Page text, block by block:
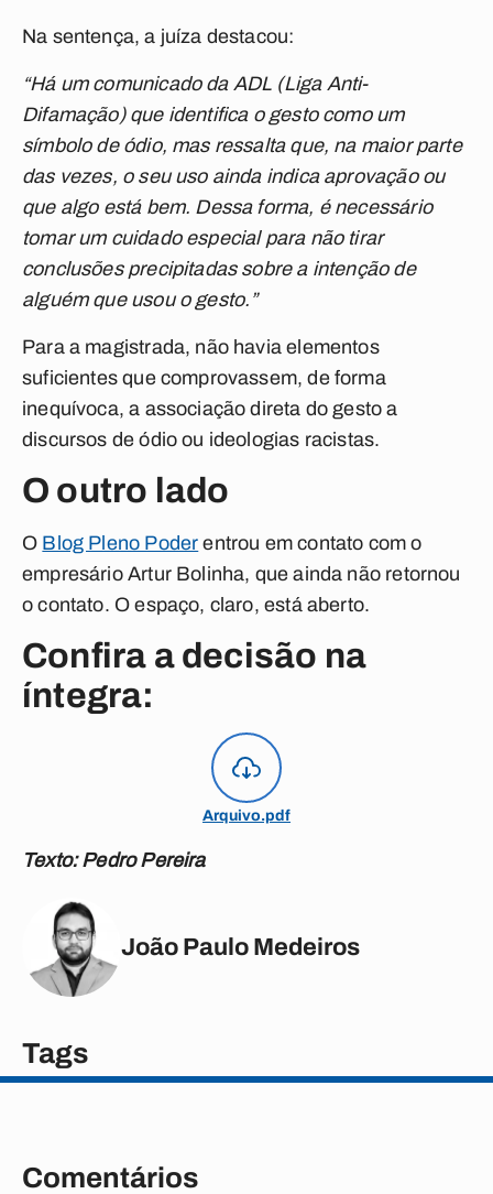
Na sentença, a juíza destacou:
“Há um comunicado da ADL (Liga Anti-
Difamação) que identifica o gesto como um
símbolo de ódio, mas ressalta que, na maior parte
das vezes, o seu uso ainda indica aprovação ou
que algo está bem. Dessa forma, é necessário
tomar um cuidado especial para não tirar
conclusões precipitadas sobre a intenção de
alguém que usou o gesto.”
Para a magistrada, não havia elementos
suficientes que comprovassem, de forma
inequívoca, a associação direta do gesto a
discursos de ódio ou ideologias racistas.
O outro lado
O Blog Pleno Poder entrou em contato com o
empresário Artur Bolinha, que ainda não retornou
o contato. O espaço, claro, está aberto.
Confira a decisão na
íntegra:
Arquivo.pdf
Texto: Pedro Pereira
João Paulo Medeiros
Tags
Comentários